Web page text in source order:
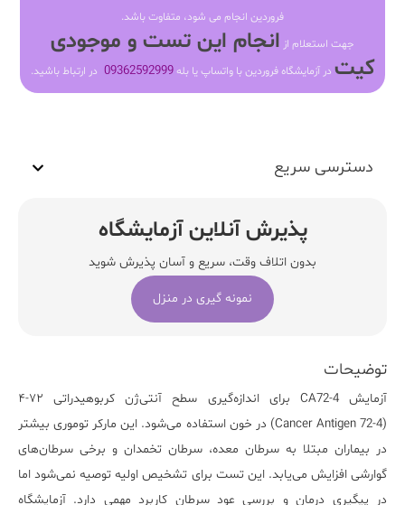
فروردین انجام می شود، متفاوت باشد.
جهت استعلام از انجام این تست و موجودی
کیت در آزمایشگاه فروردین با واتساپ یا بله09362592999 در ارتباط باشید.
توضیحات
آزمایشCA72-4
برای اندازه‌گیری سطح آنتی‌ژن کربوهیدراتی ۷۲-۴
(Cancer Antigen 72-4) در خون استفاده می‌شود. این مارکر توموری بیشتر
در بیماران مبتلا به سرطان معده، سرطان تخمدان و برخی سرطان‌های
گوارشی افزایش می‌یابد. این تست برای تشخیص اولیه توصیه نمی‌شود اما
در پیگیری درمان و بررسی عود سرطان کاربرد مهمی دارد. آزمایشگاه
دسترسی سریع
پذیرش آنلاین آزمایشگاه
بدون اتلاف وقت، سریع و آسان پذیرش شوید
نمونه گیری در منزل